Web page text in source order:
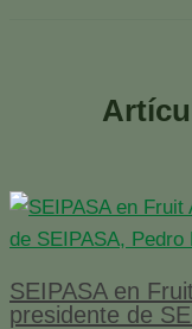
SEIPASA en
presidente de